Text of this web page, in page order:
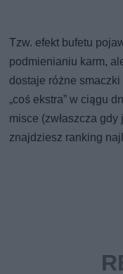
Tzw. efekt bufetu
podmienianiu karm,
dostaje różne
„coś ekstra” w ciągu
misce (zwłaszcza
znajdziesz ranking